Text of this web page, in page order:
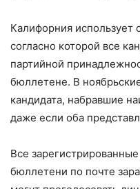
Калифорния использует
согласно которой все
партийной
бюллетене. В
кандидата, набравшие
даже если оба
Все
бюллетени по почте